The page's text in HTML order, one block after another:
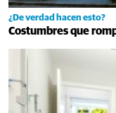
¿De verdad hacen esto?
Costumbres que